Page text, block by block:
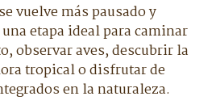
vuelve más pausado y
etapa ideal para caminar
observar aves, descubrir la
tropical o disfrutar de
en la naturaleza.